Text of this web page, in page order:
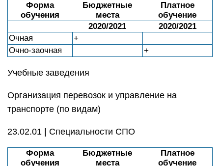
Форма
обучения
Бюджетные
места
Платное
обучение
2020/2021
2020/2021
Очная
+
Очно-заочная
+
Учебные заведения
Организация перевозок и управление на
транспорте (по видам)
23.02.01 | Специальности СПО
Форма
обучения
Бюджетные
места
Платное
обучение